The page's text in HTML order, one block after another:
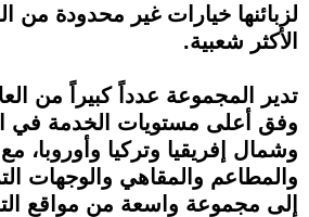
لزبائنها خيارات غير محدودة من
الأكثر شعبية.
تدير المجموعة عدداً كبيراً من
وفق أعلى مستويات الخدمة في
وشمال إفريقيا وتركيا وأوروبا،
والمطاعم والمقاهي والوجهات
إلى مجموعة واسعة من مواقع